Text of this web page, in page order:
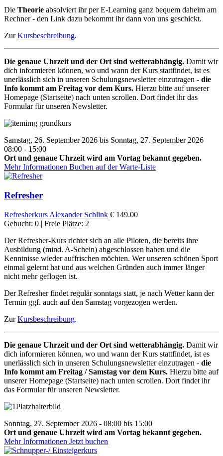
Die Theorie absolviert ihr per E-Learning ganz bequem daheim am
Rechner - den Link dazu bekommt ihr dann von uns geschickt.
ZurKursbeschreibung.
Die genaue Uhrzeit und der Ort sind wetterabhängig. Damit wir
dich informieren können, wo und wann der Kurs stattfindet, ist es
unerlässlich sich in unseren Schulungsnewsletter einzutragen - die
Info kommt am Freitag vor dem Kurs. Hierzu bitte auf unserer
Homepage (Startseite) nach unten scrollen. Dort findet ihr das
Formular für unseren Newsletter.
Samstag, 26. September 2026 bis Sonntag, 27. September 2026
08:00 - 15:00
Ort und genaue Uhrzeit wird am Vortag bekannt gegeben.
Mehr Informationen Buchen auf der Warte-Liste
Refresher
Refresherkurs Alexander Schlink € 149.00
Gebucht: 0 | Freie Plätze: 2
Der Refresher-Kurs richtet sich an alle Piloten, die bereits ihre
Ausbildung (mind. A-Schein) abgeschlossen haben und die
Kenntnisse wieder auffrischen möchten. Wer unseren schönen Sport
einmal gelernt hat und aus welchen Gründen auch immer länger
nicht mehr geflogen ist.
Der Refresher findet regulär sonntags statt, je nach Wetter kann der
Termin ggf. auch auf den Samstag vorgezogen werden.
ZurKursbeschreibung.
Die genaue Uhrzeit und der Ort sind wetterabhängig. Damit wir
dich informieren können, wo und wann der Kurs stattfindet, ist es
unerlässlich sich in unseren Schulungsnewsletter einzutragen - die
Info kommt am Freitag / Samstag vor dem Kurs. Hierzu bitte auf
unserer Homepage (Startseite) nach unten scrollen. Dort findet ihr
das Formular für unseren Newsletter.
Sonntag, 27. September 2026 - 08:00 bis 15:00
Ort und genaue Uhrzeit wird am Vortag bekannt gegeben.
Mehr Informationen Jetzt buchen